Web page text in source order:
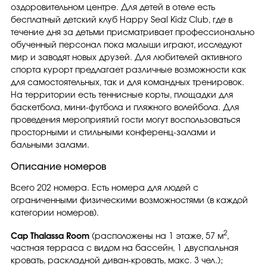
оздоровительном центре. Для детей в отеле есть
бесплатный детский клуб Happy Seal Kidz Club, где в
течение дня за детьми присматривает профессионально
обученный персонал пока малыши играют, исследуют
мир и заводят новых друзей. Для любителей активного
спорта курорт предлагает различные возможности как
для самостоятельных, так и для командных тренировок.
На территории есть теннисные корты, площадки для
баскетбола, мини-футбола и пляжного волейбола. Для
проведения мероприятий гости могут воспользоваться
просторными и стильными конференц-залами и
бальными залами.
Описание номеров
Всего 202 номера. Есть номера для людей с
ограниченными физическими возможностями (в каждой
категории номеров).
Cap Thalassa Room (расположены на 1 этаже, 57 м2,
частная терраса с видом на бассейн, 1 двуспальная
кровать, раскладной диван-кровать, макс. 3 чел.);